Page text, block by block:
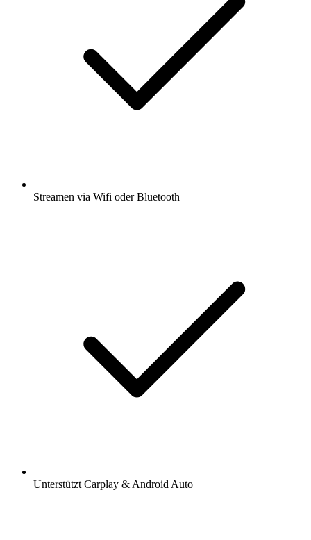
Streamen via Wifi oder Bluetooth
Unterstützt Carplay & Android Auto